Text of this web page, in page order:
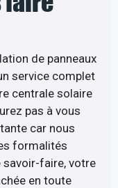
de panneaux
service complet
centrale solaire
pas à vous
car nous
formalités
savoir-faire, votre
en toute